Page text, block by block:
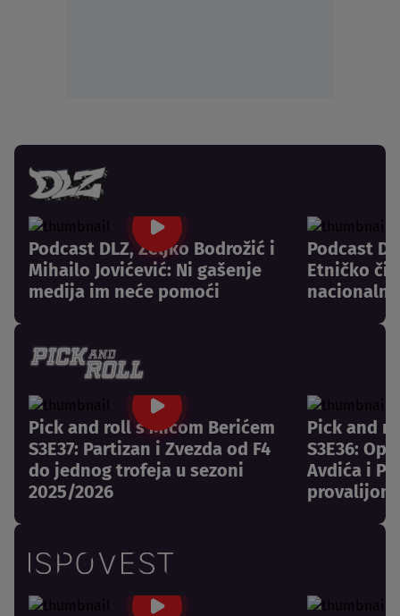
Podcast DLZ, Željko Bodrožić i
Mihailo Jovićević: Ni gašenje
medija im neće pomoći
Podcast
Etničko
nacionalni
Pick and roll s Mićom Berićem
S3E37: Partizan i Zvezda od F4
do jednog trofeja u sezoni
2025/2026
Pick and
S3E36:
Avdića i
provalijom